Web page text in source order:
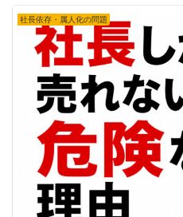
社長依存・属人化の問題